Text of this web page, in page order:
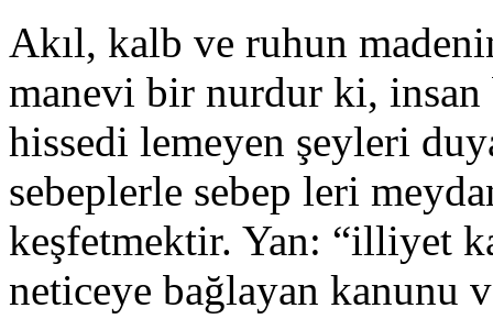
Akıl, kalb ve ruhun
manevi bir nurdur ki,
hissedi lemeyen şeyleri
sebeplerle sebep leri
keşfetmektir. Yan: “illiyet
neticeye bağlayan kanunu